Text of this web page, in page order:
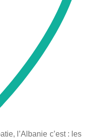
l’Albanie c’est : les